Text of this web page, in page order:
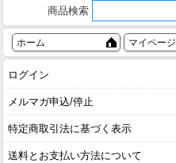
商品検索
ホーム マイページ
ログイン
メルマガ申込/停止
特定商取引法に基づく表示
送料とお支払い方法について